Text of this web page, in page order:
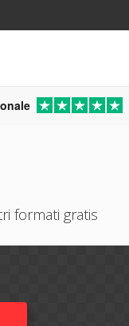
formati gratis